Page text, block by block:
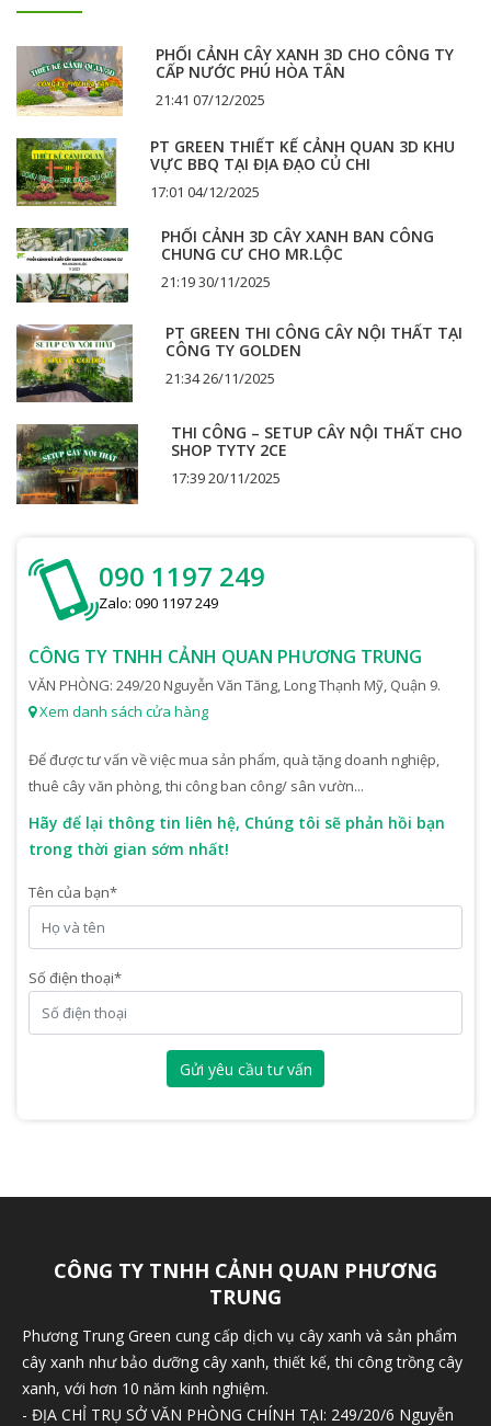
PHỐI CẢNH CÂY XANH 3D CHO CÔNG TY
CẤP NƯỚC PHÚ HÒA TÂN
21:41 07/12/2025
PT GREEN THIẾT KẾ CẢNH QUAN 3D KHU
VỰC BBQ TẠI ĐỊA ĐẠO CỦ CHI
17:01 04/12/2025
PHỐI CẢNH 3D CÂY XANH BAN CÔNG
CHUNG CƯ CHO MR.LỘC
21:19 30/11/2025
PT GREEN THI CÔNG CÂY NỘI THẤT TẠI
CÔNG TY GOLDEN
21:34 26/11/2025
THI CÔNG – SETUP CÂY NỘI THẤT CHO
SHOP TYTY 2CE
17:39 20/11/2025
090 1197 249
Zalo: 090 1197 249
CÔNG TY TNHH CẢNH QUAN PHƯƠNG TRUNG
VĂN PHÒNG: 249/20 Nguyễn Văn Tăng, Long Thạnh Mỹ, Quận 9.
Xem danh sách cửa hàng
Để được tư vấn về việc mua sản phẩm, quà tặng doanh nghiệp,
thuê cây văn phòng, thi công ban công/ sân vườn...
Hãy để lại thông tin liên hệ, Chúng tôi sẽ phản hồi bạn
trong thời gian sớm nhất!
Tên của bạn*
Số điện thoại*
Gửi yêu cầu tư vấn
CÔNG TY TNHH CẢNH QUAN PHƯƠNG
TRUNG
Phương Trung Green cung cấp dịch vụ cây xanh và sản phẩm
cây xanh như bảo dưỡng cây xanh, thiết kế, thi công trồng cây
xanh, với hơn 10 năm kinh nghiệm.
- ĐỊA CHỈ TRỤ SỞ VĂN PHÒNG CHÍNH TẠI: 249/20/6 Nguyễn